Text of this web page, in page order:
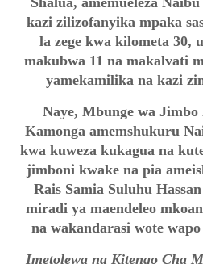
kazi zilizofanyika mpaka
la zege kwa kilometa 30,
makubwa 11 na makalvati
yamekamilika na kazi
Naye, Mbunge wa Jimbo
Kamonga amemshukuru
kwa kuweza kukagua na
jimboni kwake na pia
Rais Samia Suluhu
miradi ya maendeleo
na wakandarasi wote
Imetolewa na Kitengo Cha